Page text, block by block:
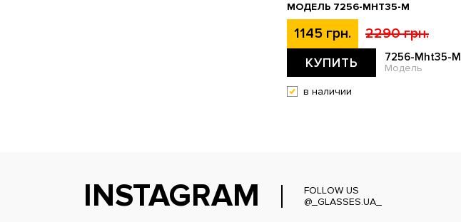
МОДЕЛЬ 7256-MHT35-M
1145 грн. 2290 грн.
КУПИТЬ 7256-Mht35-M
Модель
в наличии
INSTAGRAM
FOLLOW US
@_GLASSES.UA_